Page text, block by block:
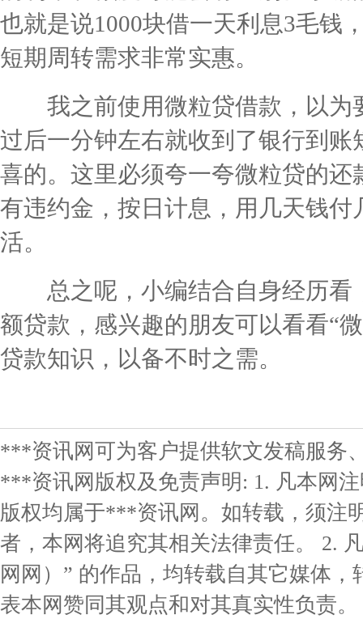
也就是说1000块借一天利息3毛钱
短期周转需求非常实惠。
我之前使用微粒贷借款，以为
过后一分钟左右就收到了银行到
喜的。这里必须夸一夸微粒贷的
有违约金，按日计息，用几天钱
活。
总之呢，小编结合自身经历看
额贷款，感兴趣的朋友可以看看“
贷款知识，以备不时之需。
***资讯网可为客户提供软文发稿服务
***资讯网版权及免责声明: 1. 凡本网
版权均属于***资讯网。如转载，须注
者，本网将追究其相关法律责任。 2.
网网）” 的作品，均转载自其它媒体
表本网赞同其观点和对其真实性负责